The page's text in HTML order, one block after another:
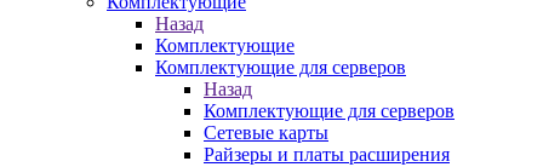
Назад
Комплектующие
Комплектующие для серверов
Назад
Комплектующие для серверов
Сетевые карты
Райзеры и платы расширения